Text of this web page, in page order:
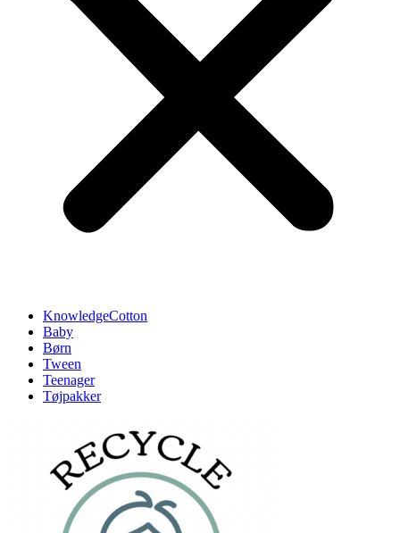
KnowledgeCotton
Baby
Børn
Tween
Teenager
Tøjpakker